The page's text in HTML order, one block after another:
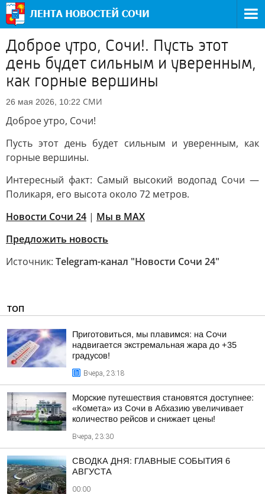
Доброе утро, Сочи!. Пусть этот
день будет сильным и уверенным,
как горные вершины
26 мая 2026, 10:22 СМИ
Доброе утро, Сочи!
Пусть этот день будет сильным и уверенным, как
горные вершины.
Интересный факт: Самый высокий водопад Сочи —
Поликаря, его высота около 72 метров.
Новости Сочи 24 | Мы в MAX
Предложить новость
Источник: Telegram-канал "Новости Сочи 24"
ТОП
Приготовиться, мы плавимся: на Сочи
надвигается экстремальная жара до +35
градусов!
Вчера, 23:18
Морские путешествия становятся доступнее:
«Комета» из Сочи в Абхазию увеличивает
количество рейсов и снижает цены!
Вчера, 23:30
СВОДКА ДНЯ: ГЛАВНЫЕ СОБЫТИЯ 6
АВГУСТА
00:00